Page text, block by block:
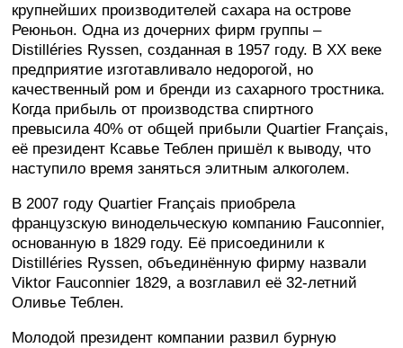
крупнейших производителей сахара на острове
Реюньон. Одна из дочерних фирм группы –
Distilléries Ryssen, созданная в 1957 году. В XX веке
предприятие изготавливало недорогой, но
качественный ром и бренди из сахарного тростника.
Когда прибыль от производства спиртного
превысила 40% от общей прибыли Quartier Français,
её президент Ксавье Теблен пришёл к выводу, что
наступило время заняться элитным алкоголем.
В 2007 году Quartier Français приобрела
французскую винодельческую компанию Fauconnier,
основанную в 1829 году. Её присоединили к
Distilléries Ryssen, объединённую фирму назвали
Viktor Fauconnier 1829, а возглавил её 32-летний
Оливье Теблен.
Молодой президент компании развил бурную